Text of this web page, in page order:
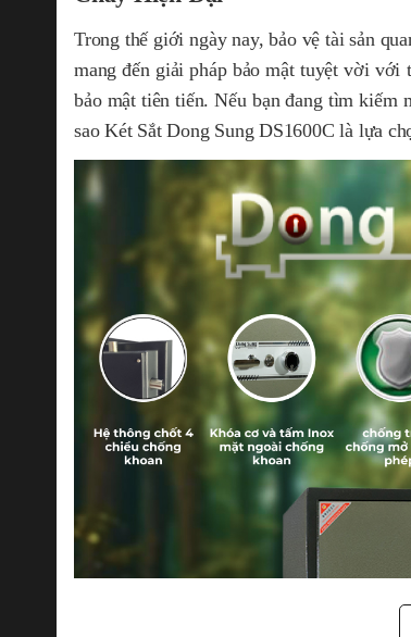
Trong thế giới ngày nay, bảo vệ tài sản
mang đến giải pháp bảo mật tuyệt vời với
bảo mật tiên tiến. Nếu bạn đang tìm kiếm
sao Két Sắt Dong Sung DS1600C là lựa